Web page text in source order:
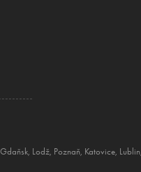
Gdaňsk, Lodž, Poznaň, Katovice, Lublin,